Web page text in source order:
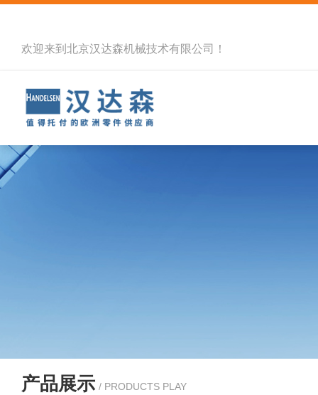
欢迎来到北京汉达森机械技术有限公司！
产品展示 / PRODUCTS PLAY